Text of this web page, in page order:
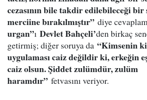
cezasının bile takdir edilebileceği
merciine bırakılmıştır” diye
urgan”ı Devlet Bahçeli’den birkaç
getirmiş; diğer soruya da “Kimsenin
uygulaması caiz değildir ki, erkeğin
caiz olsun. Şiddet zulümdür, zulüm
haramdır” fetvasını veriyor.